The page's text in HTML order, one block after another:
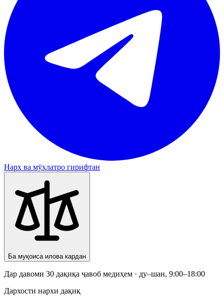
Нарх ва мӯҳлатро гирифтан
Ба муқоиса илова кардан
Дар давоми 30 дақиқа ҷавоб медиҳем · ду–шан, 9:00–18:00
Дархости нархи дақиқ